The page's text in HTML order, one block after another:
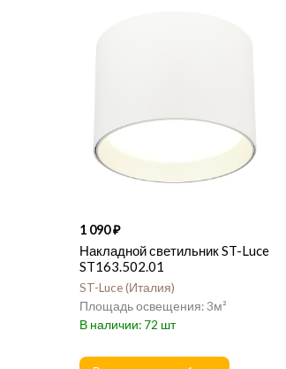
1 090
Накладной светильник ST-Luce
ST163.502.01
ST-Luce Италия
3
72